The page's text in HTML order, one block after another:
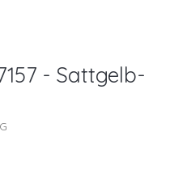
- Sattgelb-